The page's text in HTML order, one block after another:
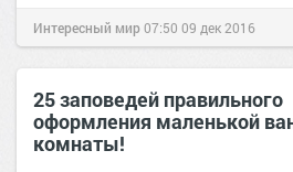
Интересный мир07:50 09 дек 2016
25 заповедей правильного
оформления маленькой
комнаты!